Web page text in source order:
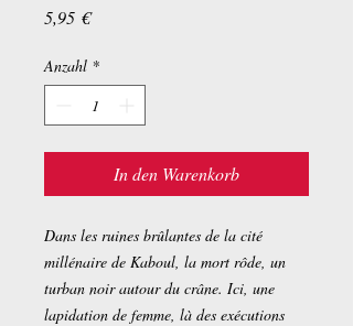
5,95 €Preis
Anzahl *
In den Warenkorb
Dans les ruines brûlantes de la cité
millénaire de Kaboul, la mort rôde, un
turban noir autour du crâne. Ici, une
lapidation de femme, là des exécutions